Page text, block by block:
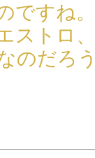
ですね。
ストロ
のだろ